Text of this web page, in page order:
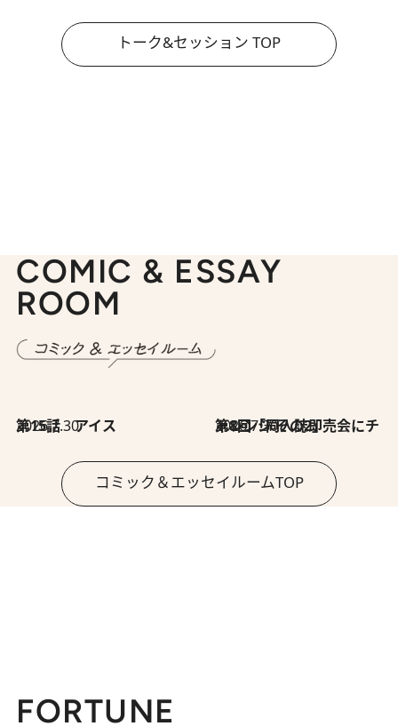
トーク&セッション TOP
COMIC & ESSAY
ROOM
2026.7.30
第15話 アイス 2026.7.30
第8回「同人誌即売会にチャレンジ その2」
コミック＆エッセイルームTOP
FORTUNE